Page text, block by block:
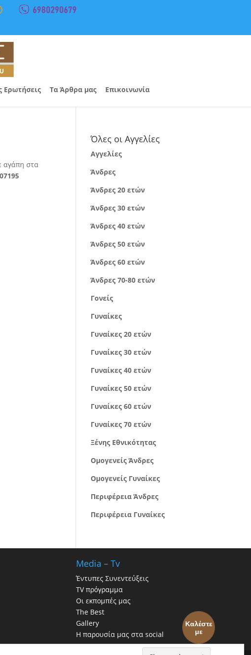
Ερωτήσεις Τα Άρθρα μας Επικοινωνία
αγάπη στα
Όλες οι Αγγελίες
Αγγελίες
Άνδρες
Άνδρες 20 ετών
Άνδρες 30 ετών
Άνδρες 40 ετών
Άνδρες 50 ετών
Άνδρες 60 ετών
Άνδρες 70-80 ετών
Γονείς
Γυναίκες
Γυναίκες 20 ετών
Γυναίκες 30 ετών
Γυναίκες 40 ετών
Γυναίκες 50 ετών
Γυναίκες 60 ετών
Γυναίκες 70 ετών
Ξένης Εθνικότητας
Ομογενείς Άνδρες
Ομογενείς Γυναίκες
Περιφέρεια Άνδρες
Περιφέρεια Γυναίκες
Media – Tv
Έντυπες Συνεντεύξεις
TV πρόγραμμα
Οι εκπομπές μας
The Best
Gallery
Η παρουσία μας στα social
Καλέστε
με